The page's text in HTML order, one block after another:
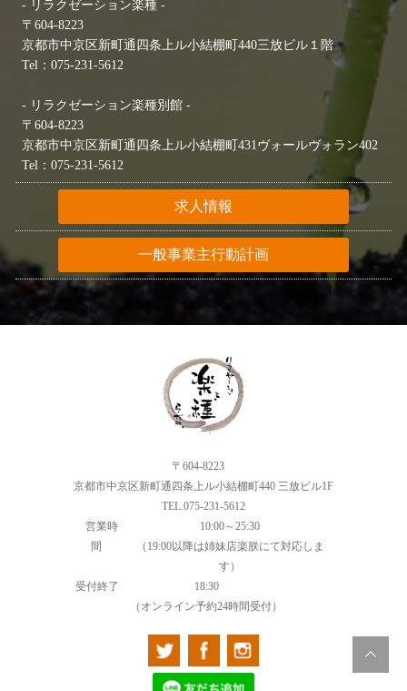
- リラクゼーション楽種 -
〒604-8223
京都市中京区新町通四条上ル小結棚町440三放ビル１階
Tel：075-231-5612
- リラクゼーション楽種別館 -
〒604-8223
京都市中京区新町通四条上ル小結棚町431ヴォールヴォラン402
Tel：075-231-5612
求人情報
一般事業主行動計画
〒604-8223
京都市中京区新町通四条上ル小結棚町440 三放ビル1F
TEL.075-231-5612
営業時
間
10:00～25:30
（19:00以降は姉妹店楽朕にて対応しま
す）
受付終了
18:30
（オンライン予約24時間受付）